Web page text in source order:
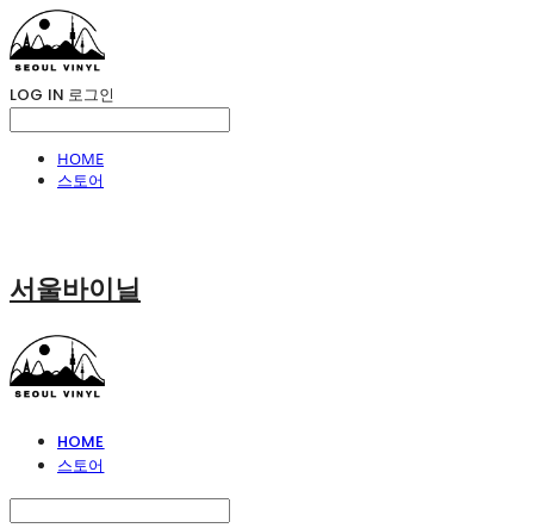
LOG IN 로그인
HOME
스토어
서울바이닐
HOME
스토어